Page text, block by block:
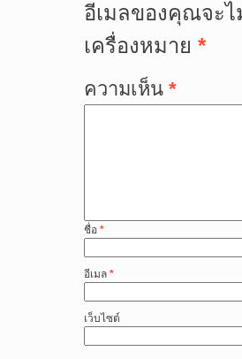
อีเมลของคุณจะ
เครื่องหมาย *
ความเห็น *
ชื่อ *
อีเมล *
เว็บไซต์